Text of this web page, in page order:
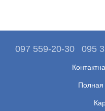
097 559-20-30 095
Полная